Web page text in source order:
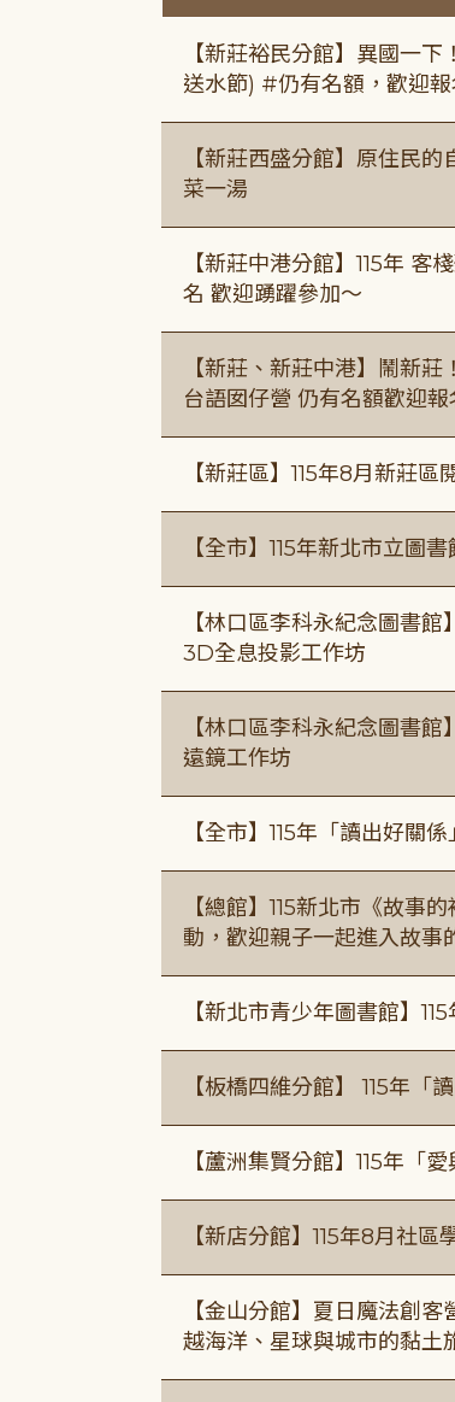
【新莊裕民分館】異國一
送水節) #仍有名額，歡迎報
【新莊西盛分館】原住民
菜一湯
【新莊中港分館】115年
名 歡迎踴躍參加～
【新莊、新莊中港】鬧新
台語囡仔營 仍有名額歡迎報
【新莊區】115年8月新莊
【全市】115年新北市立圖
【林口區李科永紀念圖書
3D全息投影工作坊
【林口區李科永紀念圖書
遠鏡工作坊
【全市】115年「讀出好關
【總館】115新北市《故事
動，歡迎親子一起進入故事
【新北市青少年圖書館】
【板橋四維分館】 115年「
【蘆洲集賢分館】115年「
【新店分館】115年8月社
【金山分館】夏日魔法創
越海洋、星球與城市的黏土